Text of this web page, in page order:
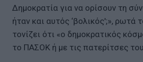
Δημοκρατία για να ορίσουν τη
ήταν και αυτός ‘βολικός';», ρωτά
τονίζει ότι «ο δημοκρατικός
το ΠΑΣΟΚ ή με τις πατερίτσες